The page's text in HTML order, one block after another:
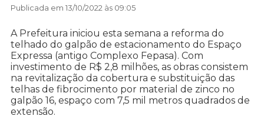
Publicada em 13/10/2022 às 09:05
A Prefeitura iniciou esta semana a reforma do
telhado do galpão de estacionamento do Espaço
Expressa (antigo Complexo Fepasa). Com
investimento de R$ 2,8 milhões, as obras consistem
na revitalização da cobertura e substituição das
telhas de fibrocimento por material de zinco no
galpão 16, espaço com 7,5 mil metros quadrados de
extensão.